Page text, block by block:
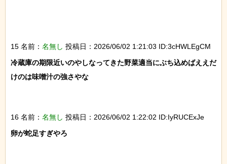
15 名前： 名無し 投稿日：2026/06/02 1:21:03 ID:3cHWLEgCM
冷蔵庫の期限近いのやしなってきた野菜適当にぶち込めばええだ
けのは味噌汁の強さやな
16 名前： 名無し 投稿日：2026/06/02 1:22:02 ID:IyRUCExJe
卵が蛇足すぎやろ